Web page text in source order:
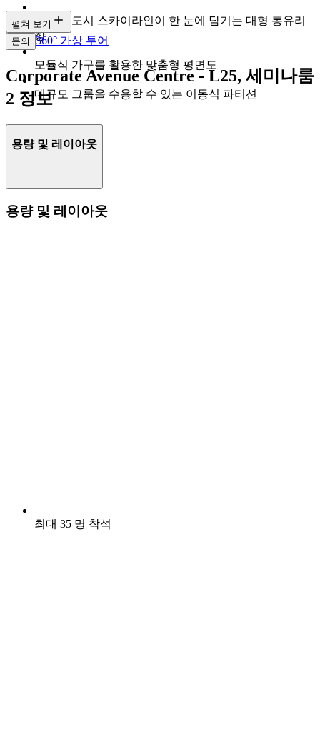
충칭의 도시 스카이라인이 한 눈에 담기는 대형 통유리
창
모듈식 가구를 활용한 맞춤형 평면도
대규모 그룹을 수용할 수 있는 이동식 파티션
펼쳐 보기
문의
360° 가상 투어
Corporate Avenue Centre - L25, 세미나룸
2 정보
용량 및 레이아웃
용량 및 레이아웃
최대 35 명 착석